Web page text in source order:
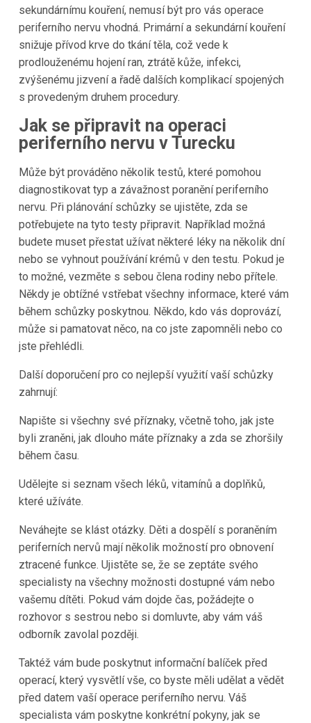
sekundárnímu kouření, nemusí být pro vás operace
periferního nervu vhodná. Primární a sekundární kouření
snižuje přívod krve do tkání těla, což vede k
prodlouženému hojení ran, ztrátě kůže, infekci,
zvýšenému jizvení a řadě dalších komplikací spojených
s provedeným druhem procedury.
Jak se připravit na operaci
periferního nervu v Turecku
Může být prováděno několik testů, které pomohou
diagnostikovat typ a závažnost poranění periferního
nervu. Při plánování schůzky se ujistěte, zda se
potřebujete na tyto testy připravit. Například možná
budete muset přestat užívat některé léky na několik dní
nebo se vyhnout používání krémů v den testu. Pokud je
to možné, vezměte s sebou člena rodiny nebo přítele.
Někdy je obtížné vstřebat všechny informace, které vám
během schůzky poskytnou. Někdo, kdo vás doprovází,
může si pamatovat něco, na co jste zapomněli nebo co
jste přehlédli.
Další doporučení pro co nejlepší využití vaší schůzky
zahrnují:
Napište si všechny své příznaky, včetně toho, jak jste
byli zraněni, jak dlouho máte příznaky a zda se zhoršily
během času.
Udělejte si seznam všech léků, vitamínů a doplňků,
které užíváte.
Neváhejte se klást otázky. Děti a dospělí s poraněním
periferních nervů mají několik možností pro obnovení
ztracené funkce. Ujistěte se, že se zeptáte svého
specialisty na všechny možnosti dostupné vám nebo
vašemu dítěti. Pokud vám dojde čas, požádejte o
rozhovor s sestrou nebo si domluvte, aby vám váš
odborník zavolal později.
Taktéž vám bude poskytnut informační balíček před
operací, který vysvětlí vše, co byste měli udělat a vědět
před datem vaší operace periferního nervu. Váš
specialista vám poskytne konkrétní pokyny, jak se